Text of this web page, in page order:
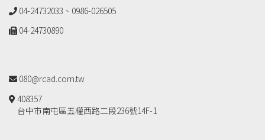
04-24732033、0986-026505
04-24730890
080@rcad.com.tw
408357
台中市南屯區五權西路二段236號14F-1